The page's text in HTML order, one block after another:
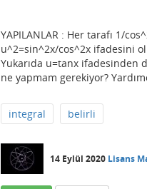
YAPILANLAR : Her tarafı 1/
u^2=sin^2x/cos^2x ifadesini
Yukarıda u=tanx ifadesinden
ne yapmam gerekiyor?
integral belirli
14 Eylül 2020 Lisans